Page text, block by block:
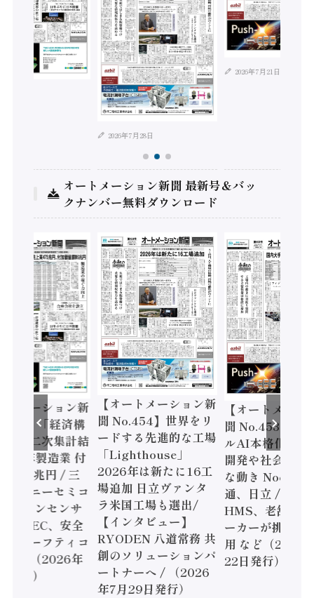
2026年7月28日
2026年7月21日
オートメーション新聞 最新号＆バッ
クナンバー無料ダウンロード
トメーション新
】「経済構
調査二次集計結
年製造業 付
額86兆円 / 三
とソニーセミコ
ジョンセンサ
/ IDEC、安全
すセーフティコ
ーラ（2026年
発行）
【オートメーション新
聞 No.454】世界をリ
ードする先進的な工場
「Lighthouse」
2026年は新たに16工
場追加 日立ヴァンタ
ラ米国工場も選出/
【インタビュー】
RYODEN 八道常務 共
創のソリューションパ
ートナーへ / （2026
年7月29日発行）
【オートメーシ
聞 No.453】フ
ルAI本格化へ
開発や社会実装
な動き Noetra
通、日立 / 兵神
HMS、老舗ポ
ーカーが挑むデ
用 など（2026
22日発行）